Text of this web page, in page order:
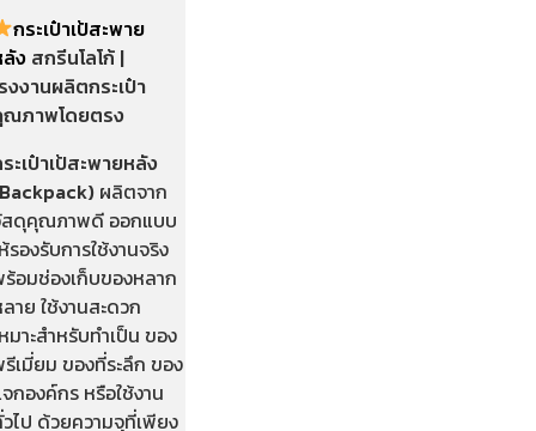
กระเป๋าเป้สะพาย
ง สกรีนโลโก้ |
งงานผลิตกระเป๋า
ภาพโดยตรง
ะเป๋าเป้สะพายหลัง
ผลิตจาก
ดุคุณภาพดี ออกแบบ
รองรับการใช้งานจริง
อมช่องเก็บของหลาก
าย ใช้งานสะดวก
มาะสำหรับทำเป็น ของ
เมี่ยม ของที่ระลึก ของ
กองค์กร หรือใช้งาน
ไป ด้วยความจุที่เพียง